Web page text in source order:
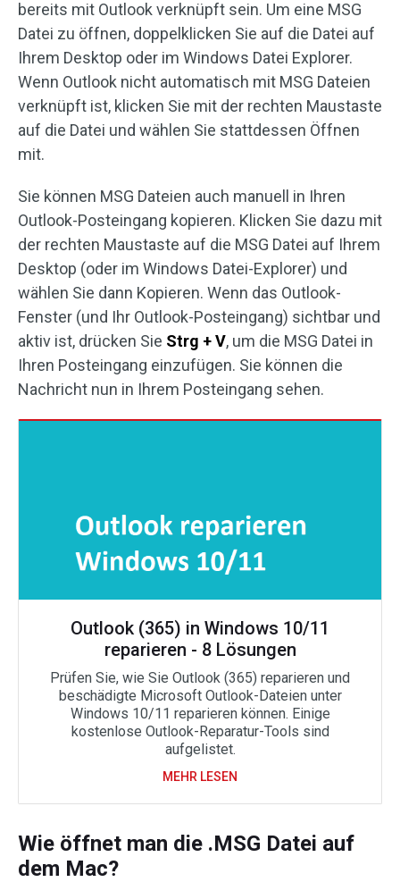
bereits mit Outlook verknüpft sein. Um eine MSG
Datei zu öffnen, doppelklicken Sie auf die Datei auf
Ihrem Desktop oder im Windows Datei Explorer.
Wenn Outlook nicht automatisch mit MSG Dateien
verknüpft ist, klicken Sie mit der rechten Maustaste
auf die Datei und wählen Sie stattdessen Öffnen
mit.
Sie können MSG Dateien auch manuell in Ihren
Outlook-Posteingang kopieren. Klicken Sie dazu mit
der rechten Maustaste auf die MSG Datei auf Ihrem
Desktop (oder im Windows Datei-Explorer) und
wählen Sie dann Kopieren. Wenn das Outlook-
Fenster (und Ihr Outlook-Posteingang) sichtbar und
aktiv ist, drücken Sie Strg + V, um die MSG Datei in
Ihren Posteingang einzufügen. Sie können die
Nachricht nun in Ihrem Posteingang sehen.
Outlook (365) in Windows 10/11
reparieren - 8 Lösungen
Prüfen Sie, wie Sie Outlook (365) reparieren und
beschädigte Microsoft Outlook-Dateien unter
Windows 10/11 reparieren können. Einige
kostenlose Outlook-Reparatur-Tools sind
aufgelistet.
MEHR LESEN
Wie öffnet man die .MSG Datei auf
dem Mac?